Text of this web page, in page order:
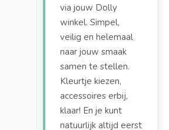
via jouw Dolly
winkel. Simpel,
veilig en helemaal
naar jouw smaak
samen te stellen.
Kleurtje kiezen,
accessoires erbij,
klaar! En je kunt
natuurlijk altijd eerst